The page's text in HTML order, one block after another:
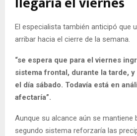
El especialista también anticipó que
arribar hacia el cierre de la semana.
“se espera que para el viernes
sistema frontal, durante la tarde,
el día sábado. Todavía está en
afectaría”.
Aunque su alcance aún se mantiene
segundo sistema reforzaría las